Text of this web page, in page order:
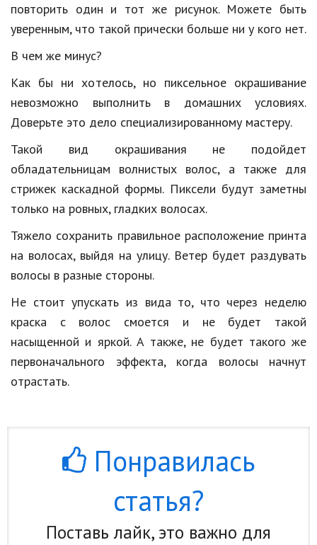
повторить один и тот же рисунок. Можете быть
уверенным, что такой прически больше ни у кого нет.
В чем же минус?
Как бы ни хотелось, но пиксельное окрашивание
невозможно выполнить в домашних условиях.
Доверьте это дело специализированному мастеру.
Такой вид окрашивания не подойдет
обладательницам волнистых волос, а также для
стрижек каскадной формы. Пиксели будут заметны
только на ровных, гладких волосах.
Тяжело сохранить правильное расположение принта
на волосах, выйдя на улицу. Ветер будет раздувать
волосы в разные стороны.
Не стоит упускать из вида то, что через неделю
краска с волос смоется и не будет такой
насыщенной и яркой. А также, не будет такого же
первоначального эффекта, когда волосы начнут
отрастать.
Понравилась
статья?
Поставь лайк, это важно для